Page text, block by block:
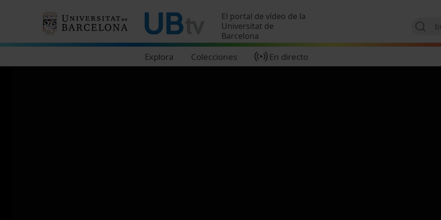
El portal de vídeo de la
Universitat de
Barcelona
Explora Colecciones En directo